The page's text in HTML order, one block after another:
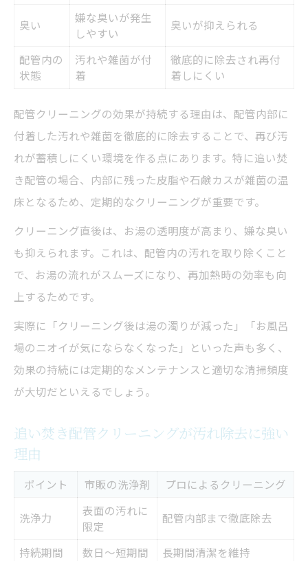
臭い
嫌な臭いが発生
しやすい
臭いが抑えられる
配管内の
状態
汚れや雑菌が付
着
徹底的に除去され再付
着しにくい
配管クリーニングの効果が持続する理由は、配管内部に
付着した汚れや雑菌を徹底的に除去することで、再び汚
れが蓄積しにくい環境を作る点にあります。特に追い焚
き配管の場合、内部に残った皮脂や石鹸カスが雑菌の温
床となるため、定期的なクリーニングが重要です。
クリーニング直後は、お湯の透明度が高まり、嫌な臭い
も抑えられます。これは、配管内の汚れを取り除くこと
で、お湯の流れがスムーズになり、再加熱時の効率も向
上するためです。
実際に「クリーニング後は湯の濁りが減った」「お風呂
場のニオイが気にならなくなった」といった声も多く、
効果の持続には定期的なメンテナンスと適切な清掃頻度
が大切だといえるでしょう。
追い焚き配管クリーニングが汚れ除去に強い
理由
ポイント 市販の洗浄剤 プロによるクリーニング
洗浄力
表面の汚れに
限定
配管内部まで徹底除去
持続期間 数日～短期間
長期間清潔を維持